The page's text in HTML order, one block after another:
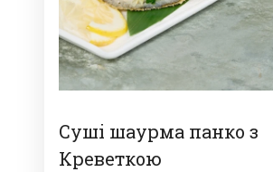
Суші шаурма панко з
Креветкою